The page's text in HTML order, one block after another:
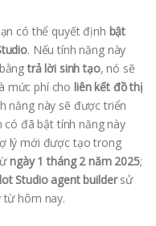
có thể quyết định bật
. Nếu tính năng này
trả lời sinh tạo, nó sẽ
mức phí choliên kết đồ thị
năng này sẽ được triển
có đã bật tính năng này
lý mới được tạo trong
ngày 1 tháng 2 năm 2025;
Studio agent buildersử
từ hôm nay.